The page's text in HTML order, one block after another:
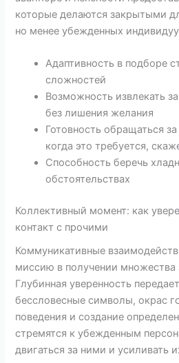
которые делаются закрытыми
но менее убежденных
Адаптивность в подборе
сложностей
Возможность извлекать
без лишения желания
Готовность обращаться
когда это требуется,
Способность беречь
обстоятельствах
Коллективный момент: как
контакт с прочими
Коммуникативные
миссию в получении множества
Глубинная уверенность
бессловесные символы, окрас
поведения и создание
стремятся к убежденным
двигаться за ними и усиливать